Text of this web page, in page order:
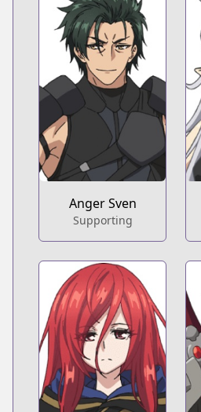
Anger Sven
Supporting